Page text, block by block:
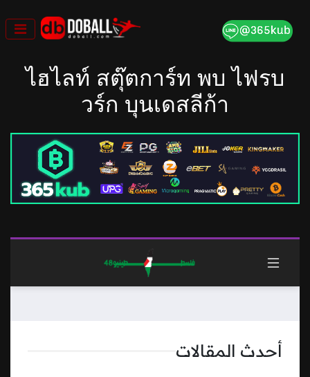
to
content
ไฮไลท์ สตุ๊ตการ์ท พบ ไฟรบ
วร์ก บุนเดสลีก้า